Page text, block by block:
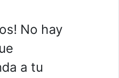
No hay
a tu